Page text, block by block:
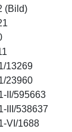
(Bild)
13269
23960
II/595663
III/538637
VI/1688